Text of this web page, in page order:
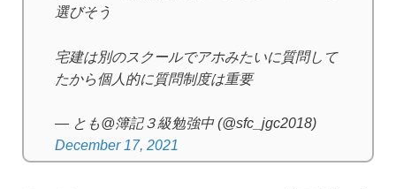
選びそう
宅建は別のスクールでアホみたいに質問して
たから個人的に質問制度は重要
— とも@簿記３級勉強中 (@sfc_jgc2018)
December 17, 2021